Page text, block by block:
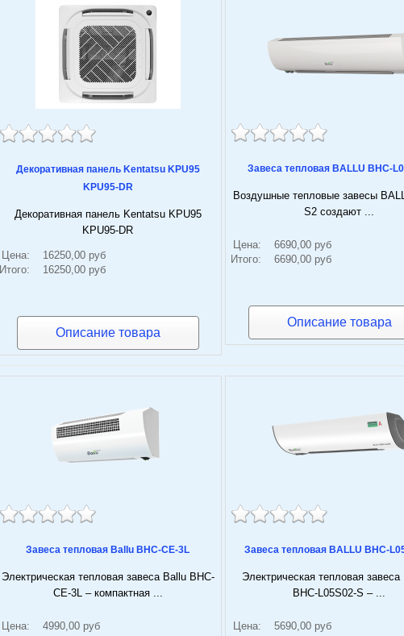
Декоративная панель Kentatsu KPU95
KPU95-DR
Декоративная панель Kentatsu KPU95
KPU95-DR
Цена:
16250,00 руб
Итого:
16250,00 руб
Описание товара
Завеса тепловая BALLU BHC-
Воздушные тепловые завесы
S2 создают ...
Цена:
6690,00 руб
Итого:
6690,00 руб
Описание товара
Завеса тепловая Ballu BHC-CE-3L
Электрическая тепловая завеса Ballu BHC-
CE-3L – компактная ...
Цена:
4990,00 руб
Завеса тепловая BALLU BHC-
Электрическая тепловая завеса
BHC-L05S02-S – ...
Цена:
5690,00 руб